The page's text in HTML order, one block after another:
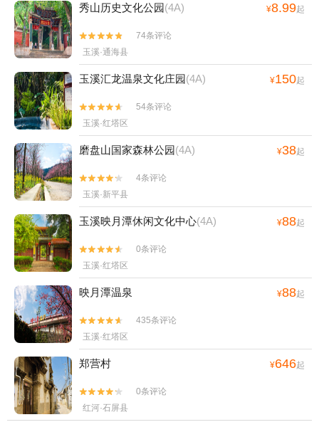
秀山历史文化公园(4A) ¥8.99起


74条评论
玉溪·通海县
玉溪汇龙温泉文化庄园(4A) ¥150起


54条评论
玉溪·红塔区
磨盘山国家森林公园(4A) ¥38起


4条评论
玉溪·新平县
玉溪映月潭休闲文化中心(4A) ¥88起


0条评论
玉溪·红塔区
映月潭温泉 ¥88起


435条评论
玉溪·红塔区
郑营村 ¥646起


0条评论
红河·石屏县